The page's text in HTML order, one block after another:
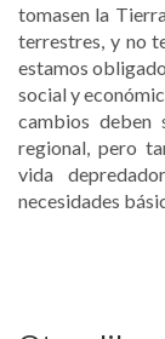
tomasen la
terrestres, y no
estamos
social y
cambios deben
regional, pero
vida
necesidades